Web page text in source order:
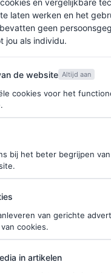
onze beste artikelen
in voor de Vogue-
kleine studie betreft,
de bevindingen
de vele
zijn de productie van
Hierdoor lijden onze
zoals onze emotionele
en
en vergelijkbare
laten werken en het
geen
jou als individu.
website
de website Altijd aan
cookies voor het
bij het beter begrijpen
van gerichte
cookies.
in artikelen
in artikelen